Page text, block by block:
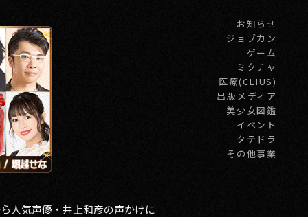
お知らせ
ジョブカン
ゲーム
ミクチャ
医療(CLIUS)
出版メディア
美少女図鑑
イベント
タテドラ
その他事業
人気声優・井上和彦の声かけに